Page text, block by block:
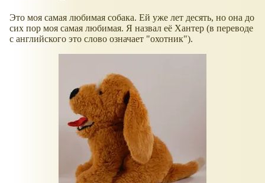
Это моя самая любимая собака. Ей уже лет десять, но она до
сих пор моя самая любимая. Я назвал её Хантер (в переводе
с английского это слово означает "охотник").